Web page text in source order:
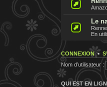
Le
En
CONNEXION•
Nom d’utilisateur :
QUI EST EN